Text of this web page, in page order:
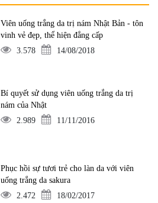
Viên uống trắng da trị nám Nhật Bản - tôn
vinh vẻ đẹp, thể hiện đẳng cấp
3.578
14/08/2018
Bí quyết sử dụng viên uống trắng da trị
nám của Nhật
2.989
11/11/2016
Phục hồi sự tươi trẻ cho làn da với viên
uống trắng da sakura
2.472
18/02/2017